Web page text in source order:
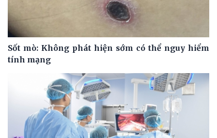
Sốt mò: Không phát hiện sớm có thể nguy hiểm
tính mạng